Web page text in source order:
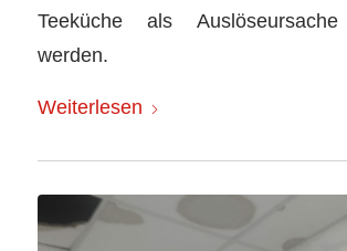
Teeküche als
werden.
Weiterlesen